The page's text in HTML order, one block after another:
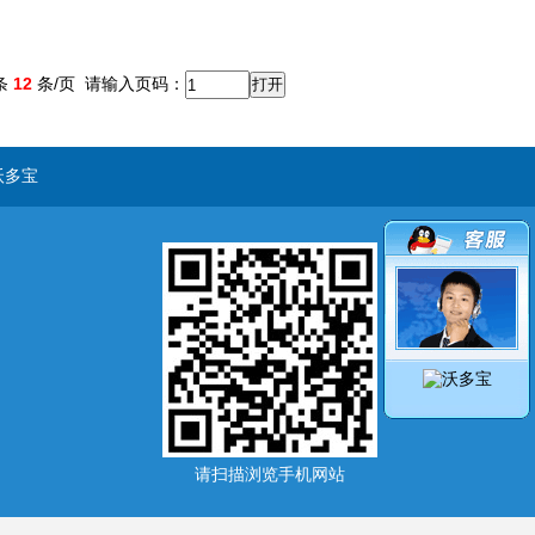
12条/页 请输入页码：
多宝
请扫描浏览手机网站